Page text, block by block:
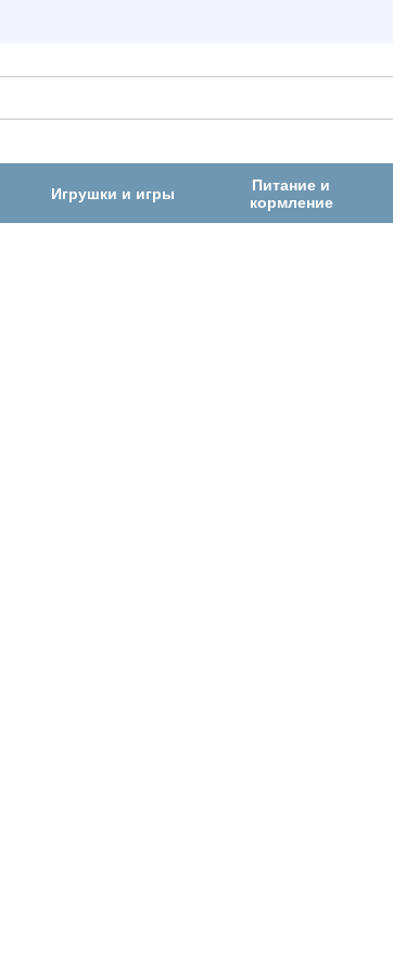
Игрушки и игры
Питание и
кормление